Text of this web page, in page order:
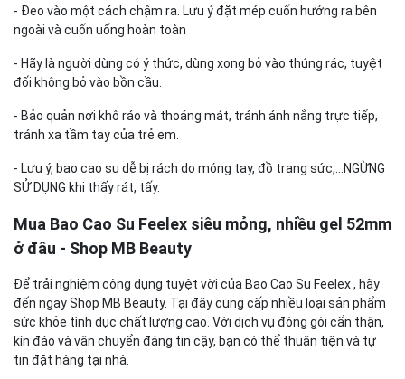
- Đeo vào một cách chậm ra. Lưu ý đặt mép cuốn hướng ra bên
ngoài và cuốn uống hoàn toàn
- Hãy là người dùng có ý thức, dùng xong bỏ vào thúng rác, tuyệt
đối không bỏ vào bồn cầu.
- Bảo quản nơi khô ráo và thoáng mát, tránh ánh nắng trực tiếp,
tránh xa tầm tay của trẻ em.
- Lưu ý, bao cao su dễ bị rách do móng tay, đồ trang sức,...NGỪNG
SỬ DỤNG khi thấy rát, tấy.
Mua Bao Cao Su Feelex siêu mỏng, nhiều gel 52mm
ở đâu - Shop MB Beauty
Để trải nghiệm công dụng tuyệt vời của Bao Cao Su Feelex , hãy
đến ngay Shop MB Beauty. Tại đây cung cấp nhiều loại sản phẩm
sức khỏe tình dục chất lượng cao. Với dịch vụ đóng gói cẩn thận,
kín đáo và vân chuyển đáng tin cậy, bạn có thể thuận tiện và tự
tin đặt hàng tại nhà.